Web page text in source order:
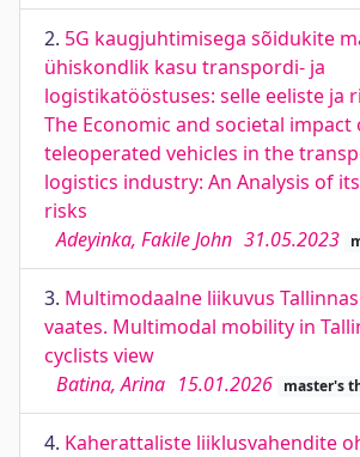
2. 5G kaugjuhtimisega sõidukite
ühiskondlik kasu transpordi- ja
logistikatööstuses: selle eeliste ja
The Economic and societal impact
teleoperated vehicles in the
logistics industry: An Analysis of
risks
Adeyinka, Fakile John 31.05.2023
3. Multimodaalne liikuvus
vaates. Multimodal mobility in
cyclists view
Batina, Arina 15.01.2026 master's
4. Kaherattaliste liiklusvahendite